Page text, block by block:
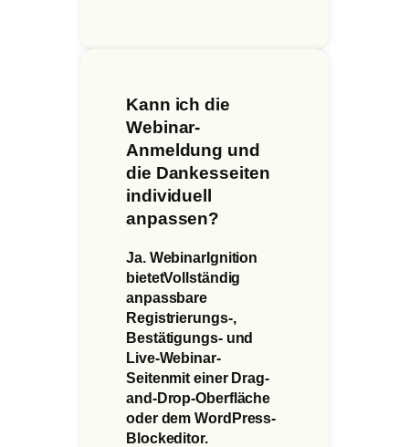
Kann ich die
Webinar-
Anmeldung und
die Dankesseiten
individuell
anpassen?
Ja. WebinarIgnition
bietetVollständig
anpassbare
Registrierungs-,
Bestätigungs- und
Live-Webinar-
Seitenmit einer Drag-
and-Drop-Oberfläche
oder dem WordPress-
Blockeditor.